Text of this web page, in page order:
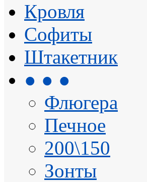
Кровля
Софиты
Штакетник
● ● ●
Флюгера
Печное
200\150
Зонты